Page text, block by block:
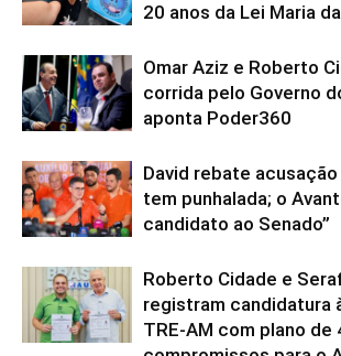
20 anos da Lei Maria
Omar Aziz e Roberto
corrida pelo Governo
aponta Poder360
David rebate
tem punhalada; o
candidato ao Senado”
Roberto Cidade e
registram candidatura
TRE-AM com plano de